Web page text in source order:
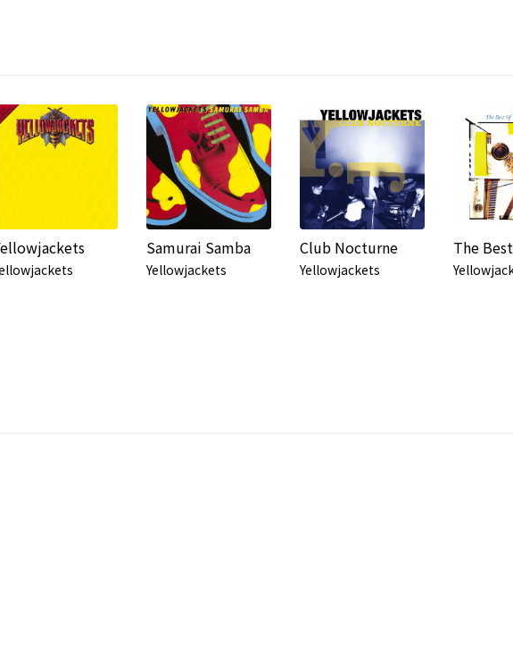
Samurai Samba
Yellowjackets
Club Nocturne
Yellowjackets